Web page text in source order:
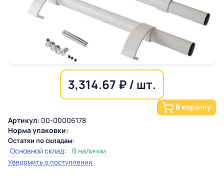
3,314.67 ₽ / шт.
В корзину
Артикул: 00-00006178
Норма упаковки:
Остатки по складам:
Основной склад: В наличии
Уведомить о поступлении